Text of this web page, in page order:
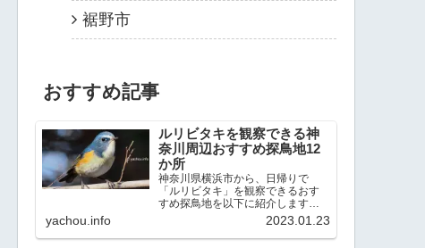
裾野市
おすすめ記事
ルリビタキを観察できる神
奈川周辺おすすめ探鳥地12
か所
神奈川県横浜市から、日帰りで
「ルリビタキ」を観察できるおす
すめ探鳥地を以下に紹介します。
これまで80か所近くの探鳥地を訪
れ、手応えを感じた場所です。以
下、★ が多いほど観察しやすく、
yachou.info 2023.01.23